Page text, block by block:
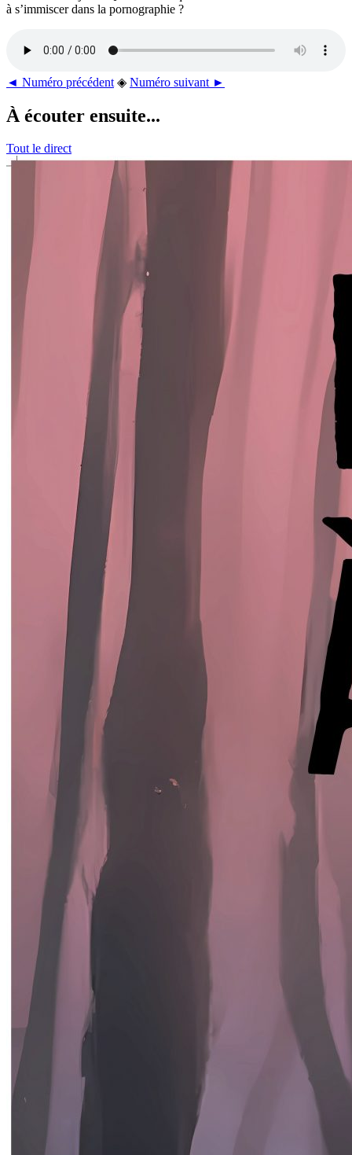
à s’immiscer dans la pornographie ?
◄ Numéro précédent ◈ Numéro suivant ►
À écouter ensuite...
Tout le direct